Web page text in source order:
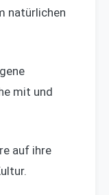
natürlichen
mit und
auf ihre